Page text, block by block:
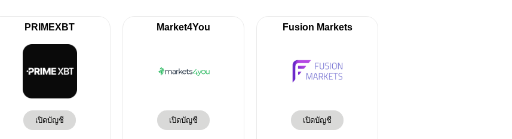
PRIMEXBT
เปิดบัญชี
Market4You
เปิดบัญชี
Fusion Markets
เปิดบัญชี